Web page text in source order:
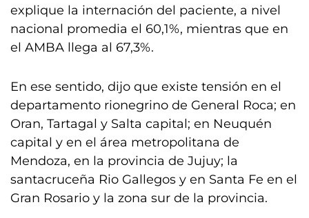
explique la internación del paciente, a nivel
nacional promedia el 60,1%, mientras que en
el AMBA llega al 67,3%.
En ese sentido, dijo que existe tensión en el
departamento rionegrino de General Roca; en
Oran, Tartagal y Salta capital; en Neuquén
capital y en el área metropolitana de
Mendoza, en la provincia de Jujuy; la
santacruceña Rio Gallegos y en Santa Fe en el
Gran Rosario y la zona sur de la provincia.